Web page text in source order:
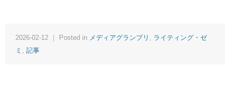
2026-02-12 ｜ Posted in メディアグランプリ
ライティング・ゼ
ミ
記事